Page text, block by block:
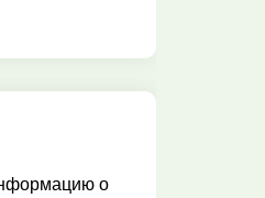
о